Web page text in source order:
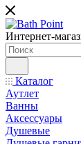
Интернет-
Каталог
Аутлет
Ванны
Аксессуары
Душевые